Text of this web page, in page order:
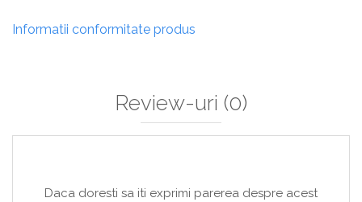
Informatii conformitate produs
Review-uri (0)
Daca doresti sa iti exprimi parerea despre acest